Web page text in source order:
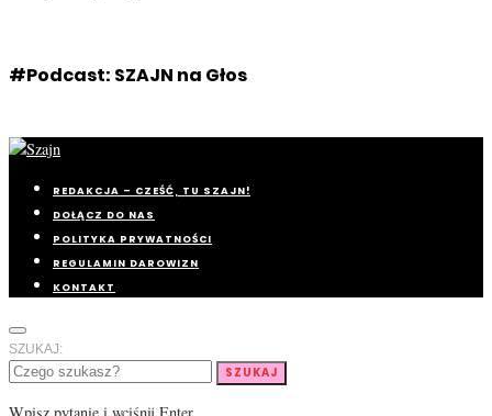
#Podcast: SZAJN na Głos
REDAKCJA – CZEŚĆ, TU SZAJN!
DOŁĄCZ DO NAS
POLITYKA PRYWATNOŚCI
REGULAMIN DAROWIZN
KONTAKT
SZUKAJ:
SZUKAJ